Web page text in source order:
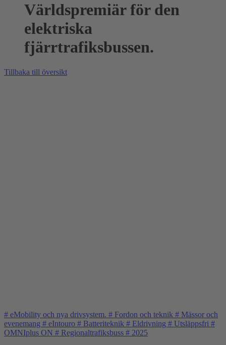
Världspremiär för den
elektriska
fjärrtrafiksbussen.
Tillbaka till översikt
# eMobility och nya drivsystem. # Fordon och teknik # Mässor och
evenemang # eIntouro # Batteriteknik # Eldrivning # Utsläppsfri #
OMNIplus ON # Regionaltrafiksbuss # 2025